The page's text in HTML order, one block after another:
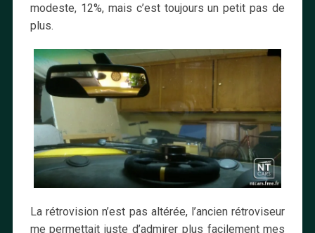
modeste, 12%, mais c’est toujours un petit pas de
plus.
La rétrovision n’est pas altérée, l’ancien rétroviseur
me permettait juste d’admirer plus facilement mes